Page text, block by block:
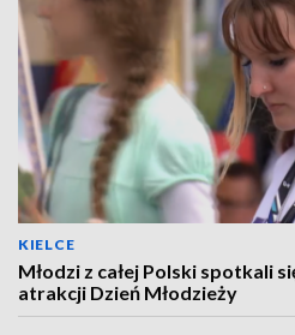
KIELCE
Młodzi z całej Polski spotkali
atrakcji Dzień Młodzieży